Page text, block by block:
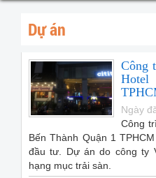
Dự án
Công
Ngày
Công
Bến Thành Quận 1
đầu tư. Dự án do công ty
hạng mục trải sàn.